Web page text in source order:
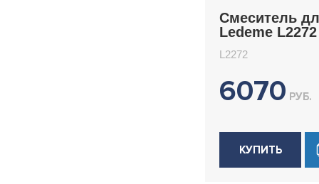
Смеситель
Ledeme L2272
L2272
6070 РУБ.
КУПИТЬ